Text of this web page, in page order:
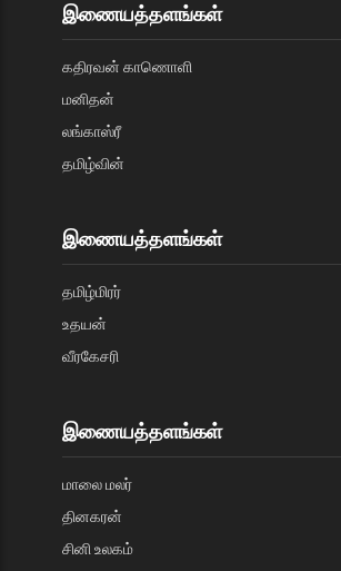
இணையத்தளங்கள்
கதிரவன் காணொளி
மனிதன்
லங்காஸ்ரீ
தமிழ்வின்
இணையத்தளங்கள்
தமிழ்மிரர்
உதயன்
வீரகேசரி
இணையத்தளங்கள்
மாலை மலர்
தினகரன்
சினி உலகம்